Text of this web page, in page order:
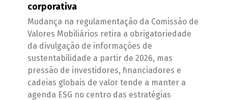
corporativa
Mudança na regulamentação da Comissão de
Valores Mobiliários retira a obrigatoriedade
da divulgação de informações de
sustentabilidade a partir de 2026, mas
pressão de investidores, financiadores e
cadeias globais de valor tende a manter a
agenda ESG no centro das estratégias